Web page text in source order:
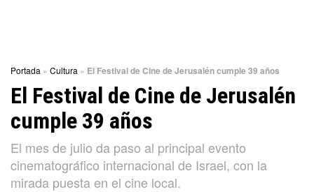
Portada » Cultura » El Festival de Cine de Jerusalén cumple 39 años
El Festival de Cine de Jerusalén
cumple 39 años
El mes de julio da paso al principal evento
cinematográfico internacional de Israel, con la
mirada puesta en el cine local.